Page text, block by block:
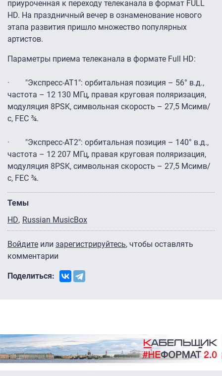
приуроченная к переходу телеканала в формат FULL
HD. На праздничный вечер в ознаменование нового
этапа развития пришло множество популярных
артистов.
Параметры приема телеканала в формате Full HD:
· "Экспресс-АТ1": орбитальная позиция – 56° в.д.,
частота – 12 130 МГц, правая круговая поляризация,
модуляция 8PSK, символьная скорость – 27,5 Мсимв/
с, FEC ¾.
· "Экспресс-АТ2": орбитальная позиция – 140° в.д.,
частота – 12 207 МГц, правая круговая поляризация,
модуляция 8PSK, символьная скорость – 27,5 Мсимв/
с, FEC ¾.
Темы
HD Russian MusicBox
Войдите или зарегистрируйтесь, чтобы оставлять
комментарии
Поделиться: